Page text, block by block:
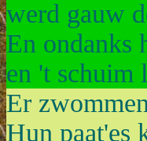
werd gauw
En ondanks
en 't schuim
Er
Hun paat'es